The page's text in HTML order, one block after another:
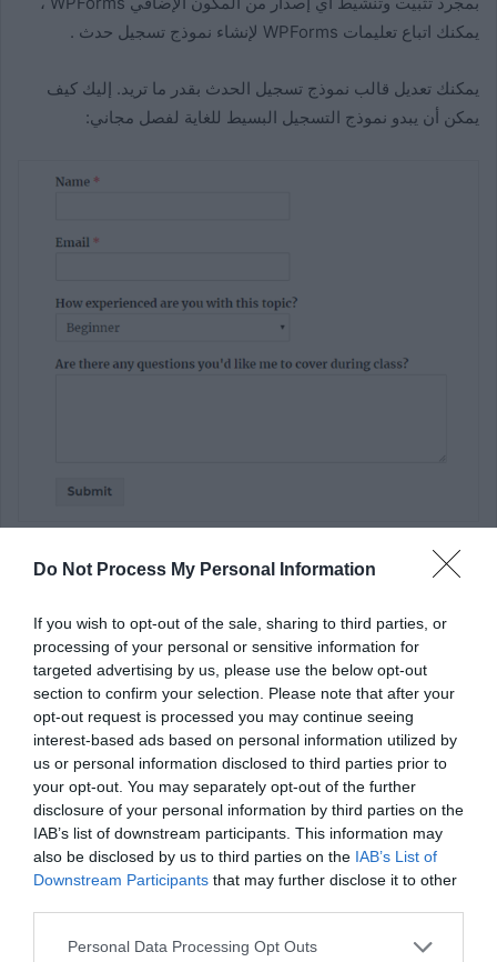
Do Not Process My Personal Information
If you wish to opt-out of the sale, sharing to third parties, or
processing of your personal or sensitive information for
targeted advertising by us, please use the below opt-out
section to confirm your selection. Please note that after your
opt-out request is processed you may continue seeing
interest-based ads based on personal information utilized by
us or personal information disclosed to third parties prior to
your opt-out. You may separately opt-out of the further
disclosure of your personal information by third parties on the
IAB’s list of downstream participants. This information may
also be disclosed by us to third parties on the IAB’s List of
Downstream Participants that may further disclose it to other
Personal Data Processing Opt Outs
يمكنك اتباع تعليمات WPForms لإنشاء نموذج تسجيل حدث .
يمكنك تعديل قالب نموذج تسجيل الحدث بقدر ما تريد. إليك كيف
يمكن أن يبدو نموذج التسجيل البسيط للغاية لفصل مجاني:
التواصل مع طلابك في فصل دراسي افتراضي
إلى طريقة للتواصل مع طلابك.
حتى لو كنت تدير فصلًا دراسيًا لمرة واحدة ، فستظل تريد أن تكون
قادرًا على تذكير الطلاب بحدوث ذلك. ستحتاج أيضًا إلى طريقة
للمتابعة ، بحيث يمكنك إخبارهم إذا قمت بإنشاء فصل دراسي آخر.
هناك العديد من الطرق الممكنة للتواصل مع طلابك. يمكنك إرسال
رسائل إليهم على Facebook أو WhatsApp ، على سبيل
المثال. ومع ذلك ، نوصي بشدة باستخدام البريد الإلكتروني.
اقرأ أيضاً :
كيف يمكن تمكين "تتبع المؤلف" في